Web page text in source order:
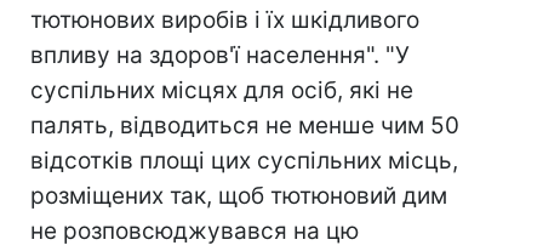
тютюнових виробів і їх шкідливого
впливу на здоров'ї населення". "У
суспільних місцях для осіб, які не
палять, відводиться не менше чим 50
відсотків площі цих суспільних місць,
розміщених так, щоб тютюновий дим
не розповсюджувався на цю